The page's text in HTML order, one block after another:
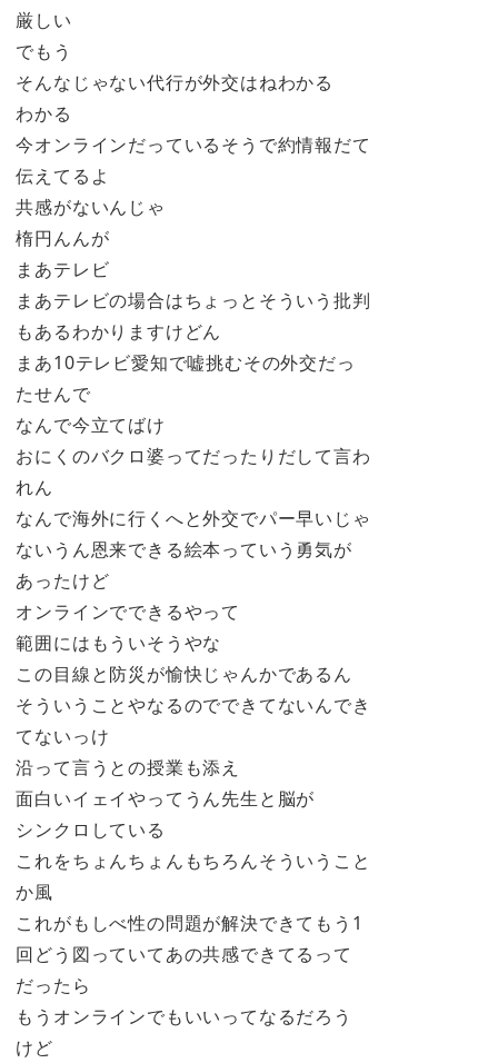
厳しい
でもう
そんなじゃない代行が外交はねわかる
わかる
今オンラインだっているそうで約情報だて
伝えてるよ
共感がないんじゃ
楕円んんが
まあテレビ
まあテレビの場合はちょっとそういう批判
もあるわかりますけどん
まあ10テレビ愛知で嘘挑むその外交だっ
たせんで
なんで今立てばけ
おにくのバクロ婆ってだったりだして言わ
れん
なんで海外に行くへと外交でパー早いじゃ
ないうん恩来できる絵本っていう勇気が
あったけど
オンラインでできるやって
範囲にはもういそうやな
この目線と防災が愉快じゃんかであるん
そういうことやなるのでできてないんでき
てないっけ
沿って言うとの授業も添え
面白いイェイやってうん先生と脳が
シンクロしている
これをちょんちょんもちろんそういうこと
か風
これがもしべ性の問題が解決できてもう1
回どう図っていてあの共感できてるって
だったら
もうオンラインでもいいってなるだろう
けど